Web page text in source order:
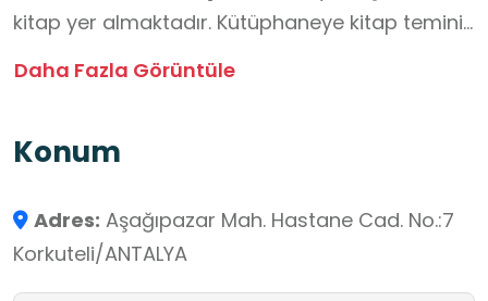
kitap yer almaktadır. Kütüphaneye kitap temini,
T.C. Kültür ve Turizm Bakanlığı Kütüphane ve
vatandaşların kitap bağışı yapmasıyla
demirbaş olarak kaydedilmekte, dâhil
edilecekleri gruplar belirlenmekte, konularına
göre tasniflenmektedir. Okuyucular,
Daha Fazla Görüntüle
Konum
Adres: Aşağıpazar Mah. Hastane Cad. No.:7
Korkuteli/ANTALYA